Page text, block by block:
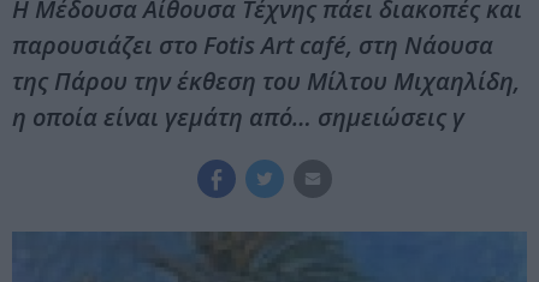
Η Μέδουσα Αίθουσα Τέχνης πάει διακοπές και
παρουσιάζει στο Fotis Art café, στη Νάουσα
της Πάρου την έκθεση του Μίλτου Μιχαηλίδη,
η οποία είναι γεμάτη από… σημειώσεις γ